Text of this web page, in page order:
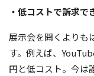
・低コストで訴求で
展示会を開くよりも
す。例えば、
円と低コスト。今は